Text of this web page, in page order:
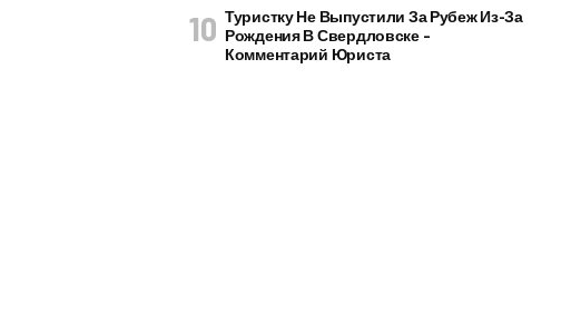
Туристку Не Выпустили За Рубеж Из-За
Рождения В Свердловске –
Комментарий Юриста